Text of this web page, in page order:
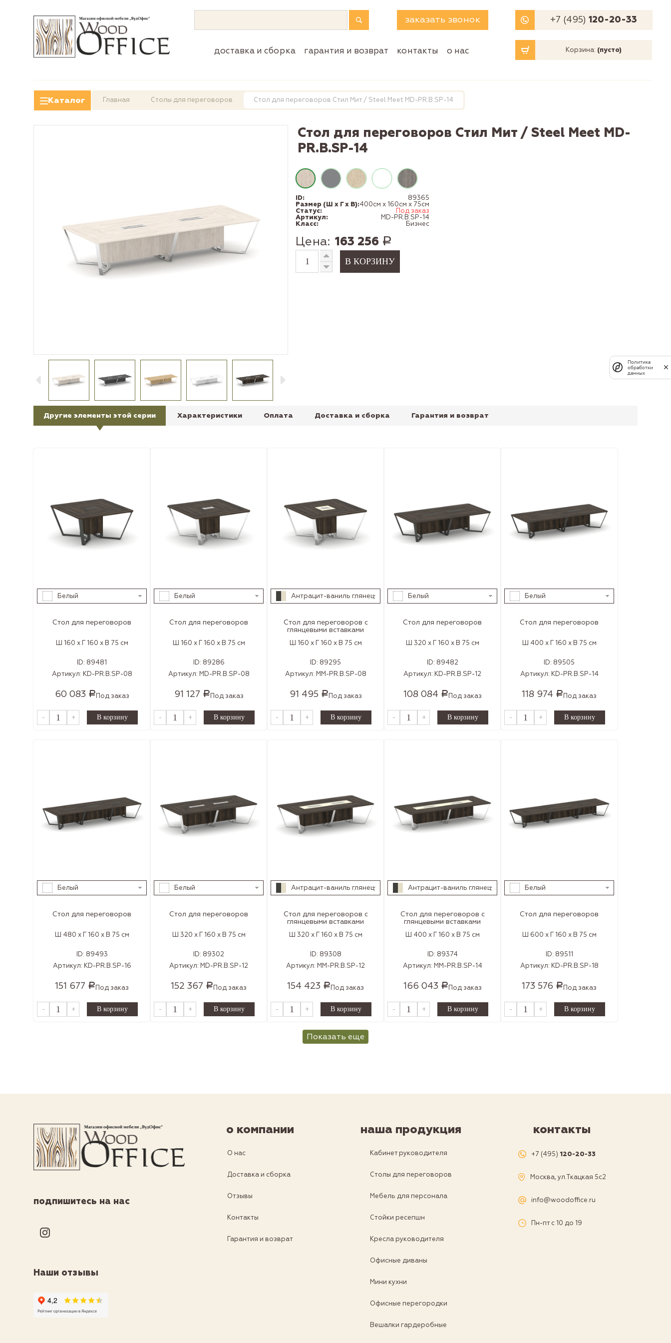
заказать звонок +7 (495)120-20-33
доставка и сборка гарантия и возврат контакты о нас Корзина: (пусто)
Каталог Главная Столы для переговоров Стол для переговоров Стил Мит / Steel Meet MD-PR.B.SP-14
Стол для переговоров Стил Мит / Steel Meet MD-
PR.B.SP-14
ID:
89365
Размер (Ш x Г x В):400см x 160см x 75см
Статус:
Под заказ
Артикул:
MD-PR.B.SP-14
Класс:
Бизнес
Цена: 163 256 Р
Другие элементы этой серии Характеристики Оплата Доставка и сборка Гарантия и возврат
Белый
Стол для переговоров
Ш 160 x Г 160 x В 75 см
ID: 89481
Артикул: KD-PR.B.SP-08
60 083 Р Под заказ
- +
Белый
Стол для переговоров
Ш 160 x Г 160 x В 75 см
ID: 89286
Артикул: MD-PR.B.SP-08
91 127 Р Под заказ
- +
Антрацит-ваниль глянец
Стол для переговоров с
глянцевыми вставками
Ш 160 x Г 160 x В 75 см
ID: 89295
Артикул: MM-PR.B.SP-08
91 495 Р Под заказ
- +
Белый
Стол для переговоров
Ш 320 x Г 160 x В 75 см
ID: 89482
Артикул: KD-PR.B.SP-12
108 084 Р Под заказ
- +
Белый
Стол для переговоров
Ш 400 x Г 160 x В 75 см
ID: 89505
Артикул: KD-PR.B.SP-14
118 974 Р Под заказ
- +
Белый
Стол для переговоров
Ш 480 x Г 160 x В 75 см
ID: 89493
Артикул: KD-PR.B.SP-16
151 677 Р Под заказ
- +
Белый
Стол для переговоров
Ш 320 x Г 160 x В 75 см
ID: 89302
Артикул: MD-PR.B.SP-12
152 367 Р Под заказ
- +
Антрацит-ваниль глянец
Стол для переговоров с
глянцевыми вставками
Ш 320 x Г 160 x В 75 см
ID: 89308
Артикул: MM-PR.B.SP-12
154 423 Р Под заказ
- +
Антрацит-ваниль глянец
Стол для переговоров с
глянцевыми вставками
Ш 400 x Г 160 x В 75 см
ID: 89374
Артикул: MM-PR.B.SP-14
166 043 Р Под заказ
- +
Белый
Стол для переговоров
Ш 600 x Г 160 x В 75 см
ID: 89511
Артикул: KD-PR.B.SP-18
173 576 Р Под заказ
- +
Показать еще
подпишитесь на нас
Наши отзывы
о компании
О нас
Доставка и сборка
Отзывы
Контакты
Гарантия и возврат
наша продукция
Кабинет руководителя
Столы для переговоров
Мебель для персонала
Стойки ресепшн
Кресла руководителя
Офисные диваны
Мини кухни
Офисные перегородки
Вешалки гардеробные
контакты
+7 (495) 120-20-33
Москва, ул.Ткацкая 5с2
info@woodoffice.ru
Пн-пт с 10 до 19
Политика
обработки
данных